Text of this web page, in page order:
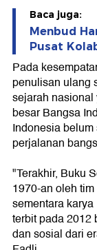
Baca juga:
Menbud
Pusat
Pada
penulisan ulang
sejarah
besar Bangsa
Indonesia
perjalanan
"Terakhir, Buku
1970-an oleh
sementara
terbit pada 2012
dan sosial dari